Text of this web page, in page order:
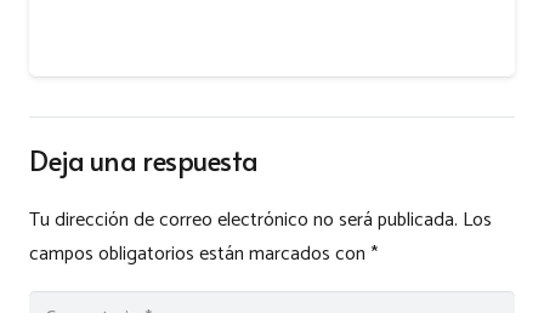
Deja una respuesta
Tu dirección de correo electrónico no será publicada. Los
campos obligatorios están marcados con*